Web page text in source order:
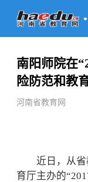
南阳师院在
险防范和教
河南省教育网
近日，从省
育厅主办的